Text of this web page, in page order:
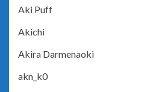
Aki Puff
Akichi
Akira Darmenaoki
akn_k0